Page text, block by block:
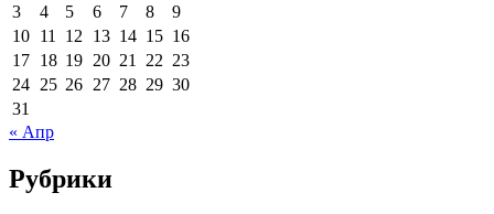
3
4 5 6 7 8
9
10 11 12 13 14 15 16
17 18 19 20 21 22 23
24 25 26 27 28 29 30
31
« Апр
Рубрики